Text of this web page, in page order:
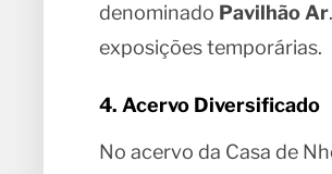
denominado Pavilhão Ar
exposições temporárias.
4. Acervo Diversificado
No acervo da Casa de